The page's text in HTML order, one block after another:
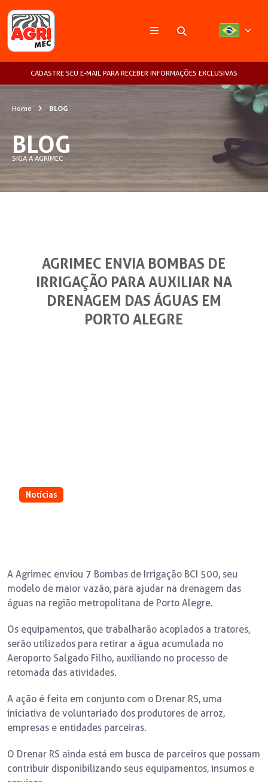
Pesquisar
CADASTRE SEU E-MAIL PARA RECEBER INFORMAÇÕES EXCLUSIVAS
Home BLOG
BLOG
SIGA A AGRIMEC
AGRIMEC ENVIA BOMBAS DE
IRRIGAÇÃO PARA AUXILIAR NA
DRENAGEM DAS ÁGUAS EM
PORTO ALEGRE
Notícias
A Agrimec enviou 7 Bombas de Irrigação BCI 500, seu
modelo de maior vazão, para ajudar na drenagem das
águas na região metropolitana de Porto Alegre.
Os equipamentos, que trabalharão acoplados a tratores,
serão utilizados para retirar a água acumulada no
Aeroporto Salgado Filho, auxiliando no processo de
retomada das atividades.
A ação é feita em conjunto com o Drenar RS, uma
iniciativa de voluntariado dos produtores de arroz,
empresas e entidades parceiras.
O Drenar RS ainda está em busca de parceiros que possam
contribuir disponibilizando seus equipamentos, insumos e